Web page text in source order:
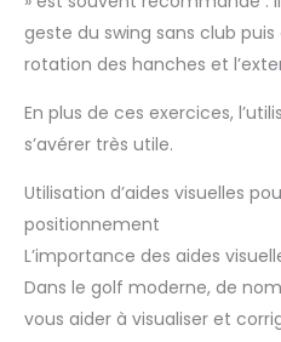
geste du swing sans club
rotation des hanches et
En plus de ces exercices,
s’avérer très utile.
Utilisation d’aides visuelles
positionnement
L’importance des aides
Dans le golf moderne, de
vous aider à visualiser et